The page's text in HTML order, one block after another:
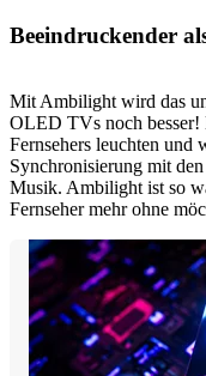
Beeindruckender
Mit Ambilight wird das
OLED TVs noch besser!
Fernsehers leuchten und
Synchronisierung mit
Musik. Ambilight ist so
Fernseher mehr ohne